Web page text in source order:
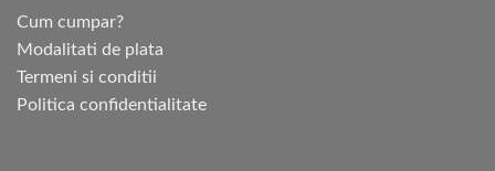
Cum cumpar?
Modalitati de plata
Termeni si conditii
Politica confidentialitate